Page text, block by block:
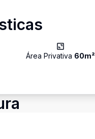
Área Privativa 60m²